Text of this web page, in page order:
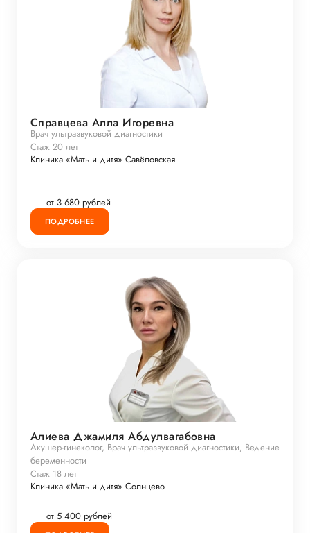
Справцева Алла Игоревна
Врач ультразвуковой диагностики
Стаж 20 лет
Клиника «Мать и дитя» Савёловская
от 3 680 рублей
ПОДРОБНЕЕ
Алиева Джамиля Абдулвагабовна
Акушер-гинеколог, Врач ультразвуковой диагностики, Ведение
беременности
Стаж 18 лет
Клиника «Мать и дитя» Солнцево
от 5 400 рублей